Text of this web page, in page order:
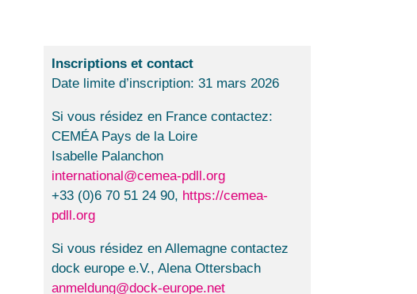
Inscriptions et contact
Date limite d’inscription: 31 mars 2026
Si vous résidez en France contactez:
CEMÉA Pays de la Loire
Isabelle Palanchon
international@cemea-pdll.org
+33 (0)6 70 51 24 90, https://cemea-
pdll.org
Si vous résidez en Allemagne contactez
dock europe e.V., Alena Ottersbach
anmeldung@dock-europe.net